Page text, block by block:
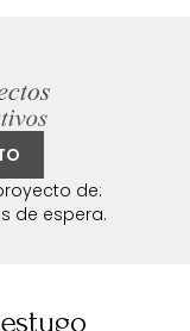
de:
de espera.